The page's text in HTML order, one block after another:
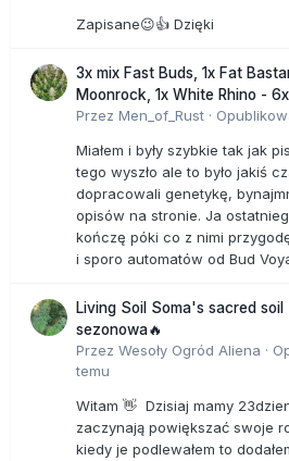
Zapisane😉👍 Dzięki
3x mix Fast Buds, 1x Fat
Moonrock, 1x White Rhino -
Przez Men_of_Rust ·
Miałem i były szybkie tak jak
tego wyszło ale to było jakiś
dopracowali genetykę,
opisów na stronie. Ja
kończę póki co z nimi
i sporo automatów od Bud
Living Soil Soma's sacred soil
sezonowa🔥
Przez Wesoły Ogród Aliena ·
temu
Witam 👋 Dzisiaj mamy
zaczynają powiększać swoje
kiedy je podlewałem to